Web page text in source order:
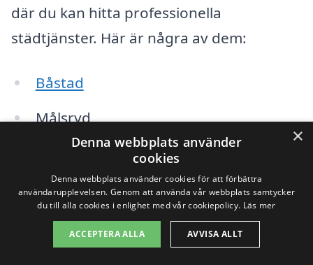
där du kan hitta professionella
städtjänster. Här är några av dem:
Båstad
Målsryd
Ängelholm
Hjärnarp
Hovs Hallar
×
Denna webbplats använder
cookies
Denna webbplats använder cookies för att förbättra
användarupplevelsen. Genom att använda vår webbplats samtycker
du till alla cookies i enlighet med vår cookiepolicy. Läs mer
ACCEPTERA ALLA AVVISA ALLT